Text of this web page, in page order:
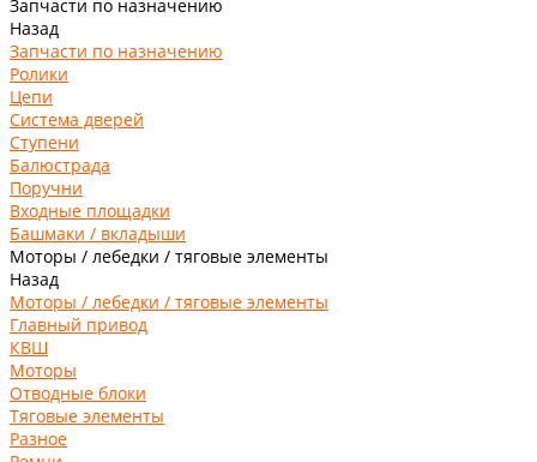
Запчасти по назначению
Назад
Запчасти по назначению
Ролики
Цепи
Система дверей
Ступени
Балюстрада
Поручни
Входные площадки
Башмаки / вкладыши
Моторы / лебедки / тяговые элементы
Назад
Моторы / лебедки / тяговые элементы
Главный привод
КВШ
Моторы
Отводные блоки
Тяговые элементы
Разное